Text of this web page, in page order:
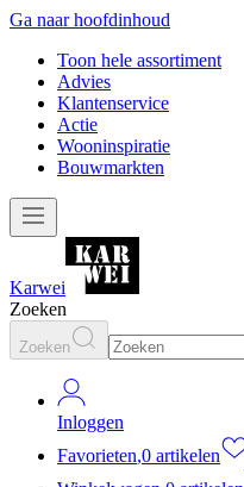
Ga naar hoofdinhoud
Toon hele assortiment
Advies
Klantenservice
Actie
Wooninspiratie
Bouwmarkten
Karwei
Zoeken
Zoeken
Inloggen
Favorieten,0 artikelen